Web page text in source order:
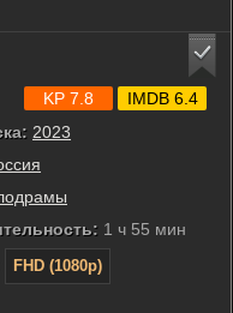
2023
1 ч 55 мин
FHD (1080p)
KP 7.8 IMDB 6.4